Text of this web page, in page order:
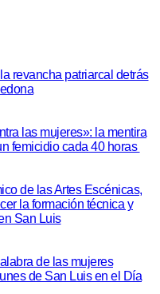
revancha patriarcal detrás
las mujeres»: la mentira
femicidio cada 40 horas
de las Artes Escénicas,
la formación técnica y
San Luis
de las mujeres
de San Luis en el Día